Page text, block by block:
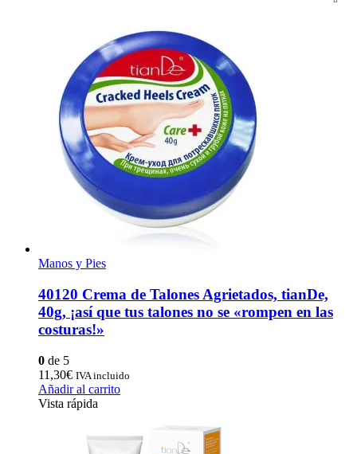
Manos y Pies
40120 Сrema de Talones Agrietados, tianDe,
40g, ¡así que tus talones no se «rompen en las
costuras!»
0 de 5
11,30€ IVA incluido
Añadir al carrito
Vista rápida